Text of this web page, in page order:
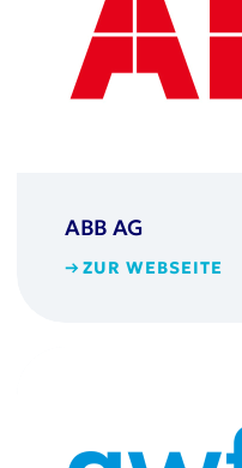
ABB AG
ZUR WEBSEITE